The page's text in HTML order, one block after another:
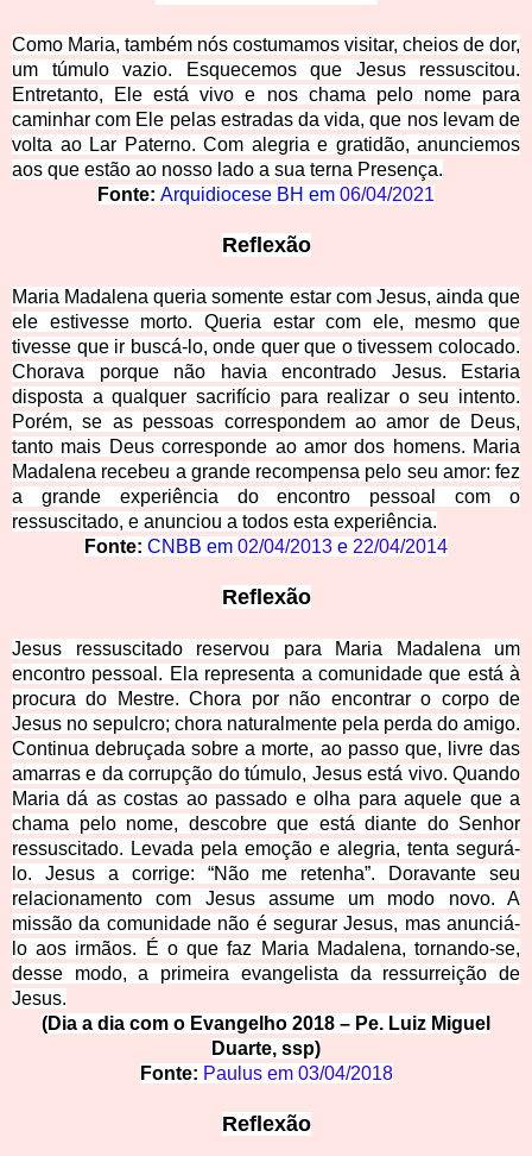
Como Maria, também nós costumamos visitar, cheios de dor,
um túmulo vazio. Esquecemos que Jesus ressuscitou.
Entretanto, Ele está vivo e nos chama pelo nome para
caminhar com Ele pelas estradas da vida, que nos levam de
volta ao Lar Paterno. Com alegria e gratidão, anunciemos
aos que estão ao nosso lado a sua terna Presença.
Fonte: Arquidiocese BH em 06/04/2021
Reflexão
Maria Madalena queria somente estar com Jesus, ainda que
ele estivesse morto. Queria estar com ele, mesmo que
tivesse que ir buscá-lo, onde quer que o tivessem colocado.
Chorava porque não havia encontrado Jesus. Estaria
disposta a qualquer sacrifício para realizar o seu intento.
Porém, se as pessoas correspondem ao amor de Deus,
tanto mais Deus corresponde ao amor dos homens. Maria
Madalena recebeu a grande recompensa pelo seu amor: fez
a grande experiência do encontro pessoal com o
ressuscitado, e anunciou a todos esta experiência.
Fonte: CNBB em 02/04/2013 e 22/04/2014
Reflexão
Jesus ressuscitado reservou para Maria Madalena um
encontro pessoal. Ela representa a comunidade que está à
procura do Mestre. Chora por não encontrar o corpo de
Jesus no sepulcro; chora naturalmente pela perda do amigo.
Continua debruçada sobre a morte, ao passo que, livre das
amarras e da corrupção do túmulo, Jesus está vivo. Quando
Maria dá as costas ao passado e olha para aquele que a
chama pelo nome, descobre que está diante do Senhor
ressuscitado. Levada pela emoção e alegria, tenta segurá-
lo. Jesus a corrige: “Não me retenha”. Doravante seu
relacionamento com Jesus assume um modo novo. A
missão da comunidade não é segurar Jesus, mas anunciá-
lo aos irmãos. É o que faz Maria Madalena, tornando-se,
desse modo, a primeira evangelista da ressurreição de
Jesus.
(Dia a dia com o Evangelho 2018 – Pe. Luiz Miguel
Duarte, ssp)
Fonte: Paulus em 03/04/2018
Reflexão